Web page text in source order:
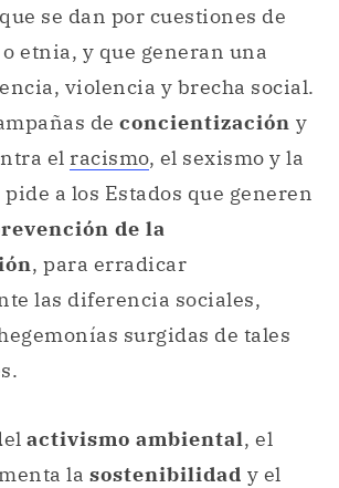
se dan por cuestiones de
etnia, y que generan una
violencia y brecha social.
de concientización y
el racismo, el sexismo y la
pide a los Estados que generen
de la
, para erradicar
las diferencia sociales,
surgidas de tales
activismo ambiental, el
la sostenibilidad y el